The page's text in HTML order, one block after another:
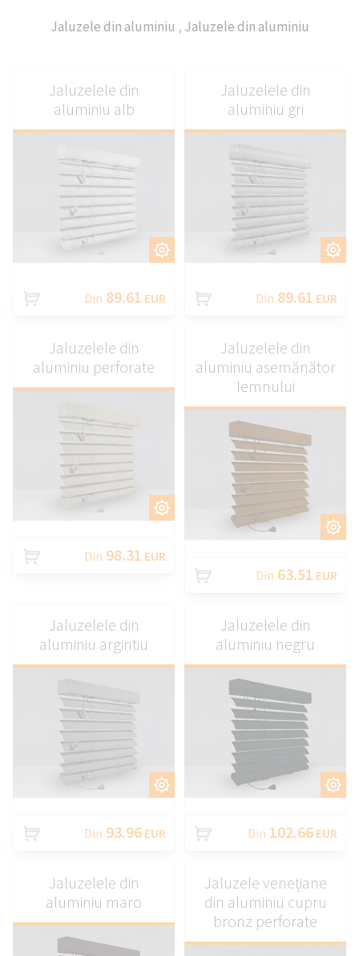
Jaluzele din aluminiu , Jaluzele din aluminiu
Jaluzelele din
aluminiu alb
Din 89.61 EUR
PERSONALIZAȚI
Jaluzelele din
aluminiu gri
Din 89.61 EUR
PERSONALIZAȚI
Jaluzelele din
aluminiu perforate
Din 98.31 EUR
PERSONALIZAȚI
Jaluzelele din
aluminiu asemănător
lemnului
Din 63.51 EUR
PERSONALIZAȚI
Jaluzelele din
aluminiu argintiu
Din 93.96 EUR
PERSONALIZAȚI
Jaluzelele din
aluminiu negru
Din 102.66 EUR
Jaluzelele din
aluminiu maro
Jaluzele venețiane
din aluminiu cupru
bronz perforate